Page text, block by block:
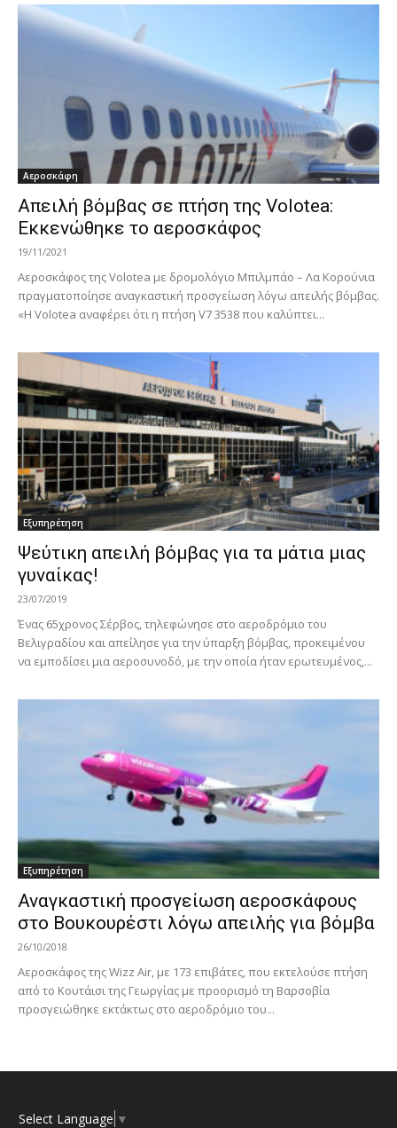
Αεροσκάφη
Απειλή βόμβας σε πτήση της Volotea:
Εκκενώθηκε το αεροσκάφος
19/11/2021
Αεροσκάφος της Volotea με δρομολόγιο Μπιλμπάο – Λα Κορούνια
πραγματοποίησε αναγκαστική προσγείωση λόγω απειλής βόμβας.
«Η Volotea αναφέρει ότι η πτήση V7 3538 που καλύπτει...
Εξυπηρέτηση
Ψεύτικη απειλή βόμβας για τα μάτια μιας
γυναίκας!
23/07/2019
Ένας 65χρονος Σέρβος, τηλεφώνησε στο αεροδρόμιο του
Βελιγραδίου και απείλησε για την ύπαρξη βόμβας, προκειμένου
να εμποδίσει μια αεροσυνοδό, με την οποία ήταν ερωτευμένος,...
Εξυπηρέτηση
Αναγκαστική προσγείωση αεροσκάφους
στο Βουκουρέστι λόγω απειλής για βόμβα
26/10/2018
Αεροσκάφος της Wizz Air, με 173 επιβάτες, που εκτελούσε πτήση
από το Κουτάισι της Γεωργίας με προορισμό τη Βαρσοβία
προσγειώθηκε εκτάκτως στο αεροδρόμιο του...
Select Language ▼